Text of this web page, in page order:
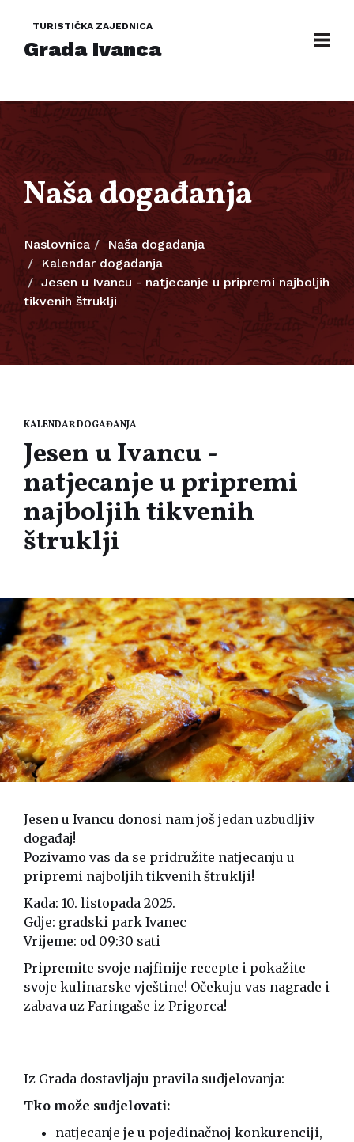
TURISTIČKA ZAJEDNICA
Grada Ivanca
Naša događanja
Naslovnica
Naša događanja
Kalendar događanja
Jesen u Ivancu - natjecanje u pripremi najboljih
tikvenih štruklji
KALENDAR DOGAĐANJA
Jesen u Ivancu -
natjecanje u pripremi
najboljih tikvenih
štruklji
Jesen u Ivancu donosi nam još jedan uzbudljiv
događaj!
Pozivamo vas da se pridružite natjecanju u
pripremi najboljih tikvenih štruklji!
Kada: 10. listopada 2025.
Gdje: gradski park Ivanec
Vrijeme: od 09:30 sati
Pripremite svoje najfinije recepte i pokažite
svoje kulinarske vještine! Očekuju vas nagrade i
zabava uz Faringaše iz Prigorca!
Iz Grada dostavljaju pravila sudjelovanja:
Tko može sudjelovati:
natjecanje je u pojedinačnoj konkurenciji,